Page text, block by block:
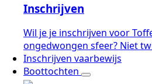
Inschrijven
Wil je je inschrijven voor
ongedwongen sfeer? Niet
Inschrijven vaarbewijs
Boottochten